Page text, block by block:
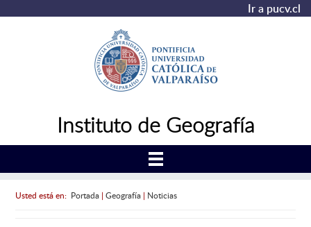
Ir a pucv.cl
Instituto de Geografía
Usted está en: Portada| Geografía| Noticias